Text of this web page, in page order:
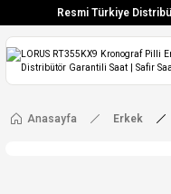
Resmi Türkiye
Aynı
Anasayfa Erkek